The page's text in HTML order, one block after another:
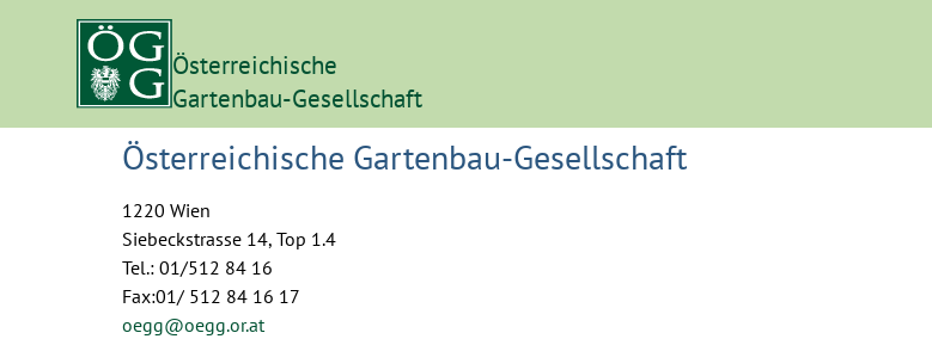
Österreichische
Gartenbau-Gesellschaft
Österreichische Gartenbau-Gesellschaft
1220 Wien
Siebeckstrasse 14, Top 1.4
Tel.: 01/512 84 16
Fax:01/ 512 84 16 17
oegg@oegg.or.at